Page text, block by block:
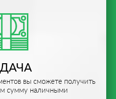
вы сможете получить
сумму наличными